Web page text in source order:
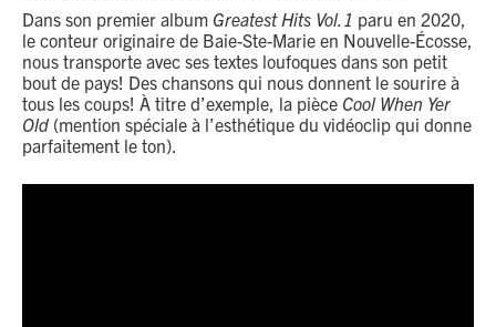
Dans son premier album Greatest Hits Vol.1 paru en 2020,
le conteur originaire de Baie-Ste-Marie en Nouvelle-Écosse,
nous transporte avec ses textes loufoques dans son petit
bout de pays! Des chansons qui nous donnent le sourire à
tous les coups! À titre d’exemple, la pièce Cool When Yer
Old (mention spéciale à l’esthétique du vidéoclip qui donne
parfaitement le ton).